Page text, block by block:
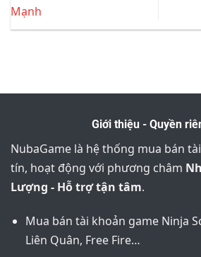
Mạnh
Giới thiệu - Quyền
NubaGame là hệ thống mua bán
tín, hoạt động với phương châm
Lượng - Hỗ trợ tận tâm.
Mua bán tài khoản game Ninja
Liên Quân, Free Fire…